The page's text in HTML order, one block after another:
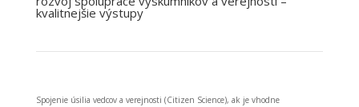
kvalitnejšie výstupy
Spojenie úsilia vedcov a verejnosti (Citizen Science), ak je vhodne